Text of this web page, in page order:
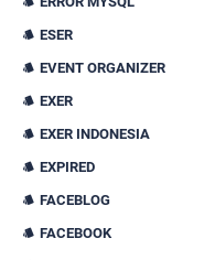
ESER
EVENT ORGANIZER
EXER
EXER INDONESIA
EXPIRED
FACEBLOG
FACEBOOK